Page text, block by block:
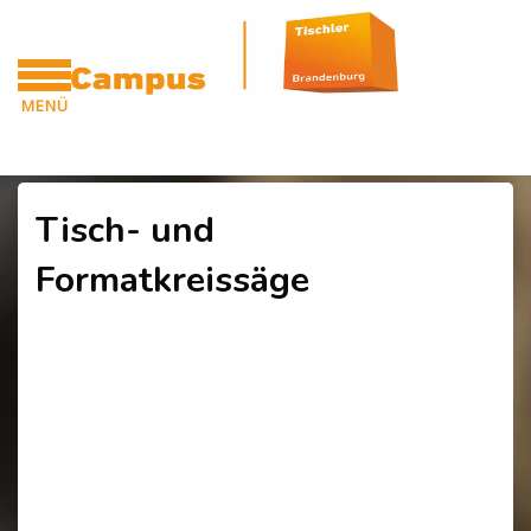
MENÜ
Zum Hauptinhalt
Blöcke
Blöcke
Tisch- und
Formatkreissäge